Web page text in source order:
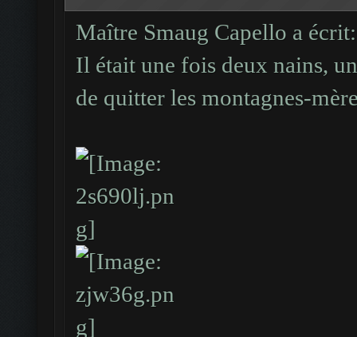
Maître Smaug Capello a écrit:
Il était une fois deux nains,
de quitter les montagnes-